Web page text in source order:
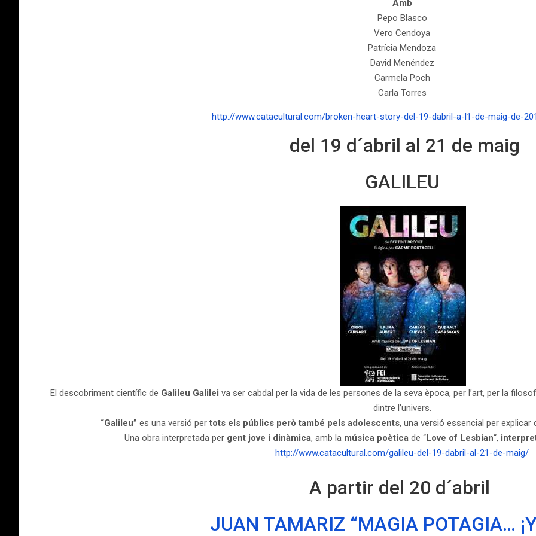
Amb
Pepo Blasco
Vero Cendoya
Patrícia Mendoza
David Menéndez
Carmela Poch
Carla Torres
http://www.catacultural.com/broken-heart-story-del-19-dabril-a-l1-de-maig-de-
del 19 d´abril al 21 de maig
GALILEU
El descobriment científic de Galileu Galilei va ser cabdal per la vida de les persones de la seva època, per l’art, per la
dintre l’univers.
“Galileu” es una versió pertots els públics però també pels adolescents, una versió essencial per
Una obra interpretada per gent jove i dinàmica, amb la música poètica de “Love of Lesbian“,
http://www.catacultural.com/galileu-del-19-dabril-al-21-de-maig/
A partir del 20 d´abril
JUAN TAMARIZ “MAGIA POTAGIA…